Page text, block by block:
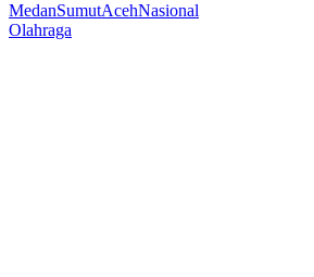
MedanSumutAcehNasional
Olahraga